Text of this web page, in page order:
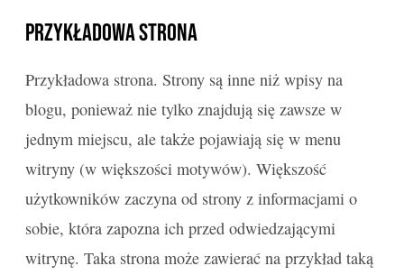
Przykładowa strona
Przykładowa strona. Strony są inne niż wpisy na
blogu, ponieważ nie tylko znajdują się zawsze w
jednym miejscu, ale także pojawiają się w menu
witryny (w większości motywów). Większość
użytkowników zaczyna od strony z informacjami o
sobie, która zapozna ich przed odwiedzającymi
witrynę. Taka strona może zawierać na przykład taką